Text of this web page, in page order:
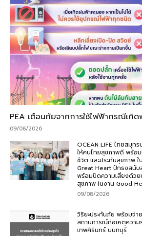
PEA เตือนภัยจากการใช้ไฟฟ้ากรณีเกิ
09/08/2026
OCEAN LIFE ไทยสมุท
ให้คนไทยสุขภาพดี พร้อ
ชีวิต และประกันสุขภาพ
Great Heart ปักธงสนั
พร้อมปิดความเสี่ยงด้วย
สุขภาพ ในงาน Good
09/08/2026
วิริยะประกันภัย พร้อมจ่
สถานการณ์ก่อเหตุความ
เทพศิรินทร์ นนทบุรี